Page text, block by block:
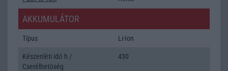
AKKUMULÁTOR
Típus Li-Ion
Készenléti idő h /
Cserélhetőség
430